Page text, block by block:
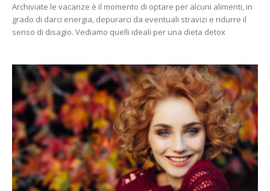
Archiviate le vacanze è il momento di optare per alcuni alimenti, in
grado di darci energia, depurarci da eventuali stravizi e ridurre il
senso di disagio. Vediamo quelli ideali per una dieta detox